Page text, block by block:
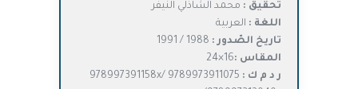
تحقيق : محمد الشاذلي النيفر
اللغة : العربية
تاريخ الصّدور :
المقاس :16×24
ر د م ك : 978997391158x/ 9789973911075